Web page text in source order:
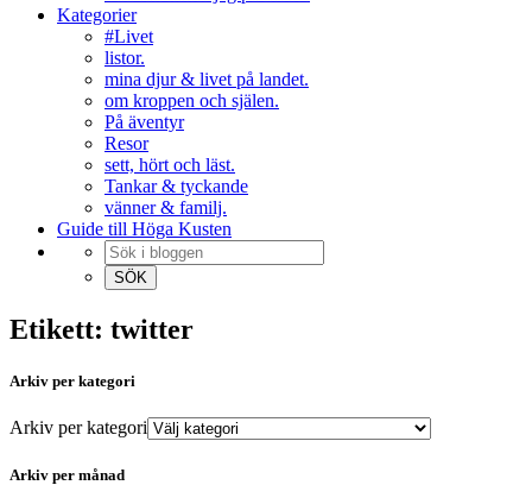
Kategorier
#Livet
listor.
mina djur & livet på landet.
om kroppen och själen.
På äventyr
Resor
sett, hört och läst.
Tankar & tyckande
vänner & familj.
Guide till Höga Kusten
Etikett: twitter
Arkiv per kategori
Arkiv per kategori
Arkiv per månad